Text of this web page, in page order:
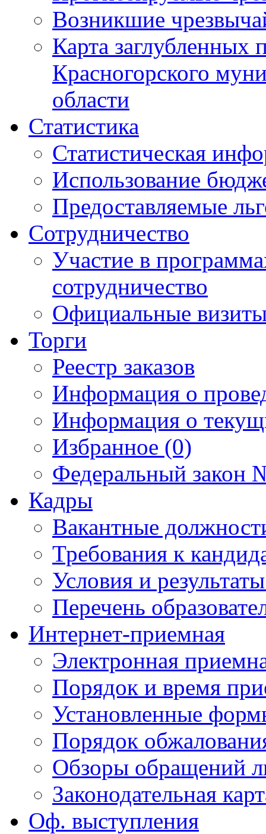
Возникшие
Карта
Красногорского
области
Статистика
Статистическая
Использование
Предоставляемые
Сотрудничество
Участие в
сотрудничество
Официальные
Торги
Реестр заказов
Информация о
Информация о
Избранное (0)
Федеральный закон
Кадры
Вакантные
Требования к
Условия и
Перечень
Интернет-приемная
Электронная
Порядок и время
Установленные
Порядок
Обзоры обращений
Законодательная
Оф. выступления